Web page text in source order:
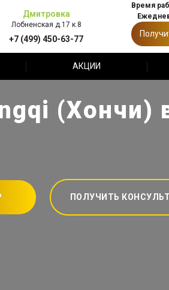
Дмитровка
Лобненская д.17 к.8
+7 (499) 450-63-77
Время
АКЦИИ
(Хончи)
ПОЛУЧИТЬ